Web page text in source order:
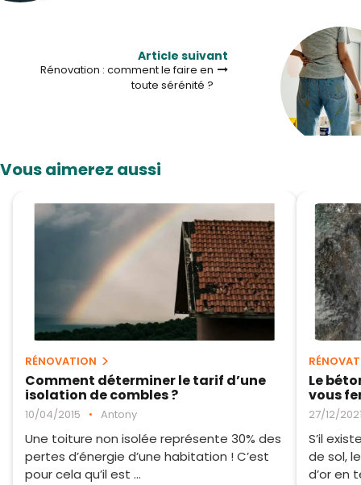
Article suivant
Rénovation : comment le faire en
toute sérénité ?
Vous aimerez aussi
RÉNOVATION
Comment déterminer le tarif d’une
isolation de combles ?
10/04/2015 • Antony
Une toiture non isolée représente 30% des
pertes d’énergie d’une habitation ! C’est
pour cela qu’il est ...
Le
vous
27/12/
S’il
de sol,
d’or en